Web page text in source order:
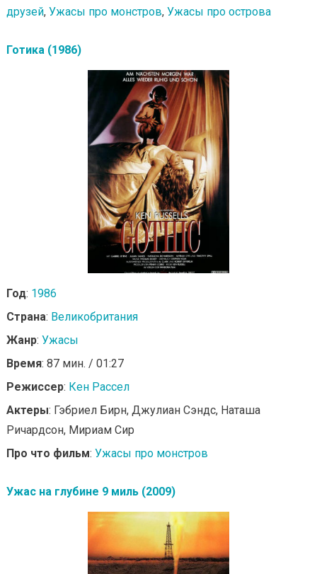
друзей, Ужасы про монстров, Ужасы про острова
Готика (1986)
Год: 1986
Страна: Великобритания
Жанр: Ужасы
Время: 87 мин. / 01:27
Режиссер: Кен Рассел
Актеры: Гэбриел Бирн, Джулиан Сэндс, Наташа
Ричардсон, Мириам Сир
Про что фильм: Ужасы про монстров
Ужас на глубине 9 миль (2009)